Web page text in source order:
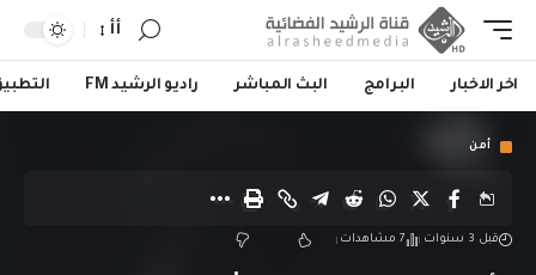
أأ
اخر الاخبار البرامج البث المباشر راديو الرشيد FM
أمن
قبل 3 سنوات 7 مشاهدات